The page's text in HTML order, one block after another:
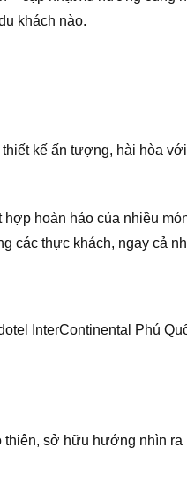
khách nào.
kế ấn tượng, hài hòa
hoàn hảo của nhiều
các thực khách, ngay cả
InterContinental Phú
thiên, sở hữu hướng nhìn ra